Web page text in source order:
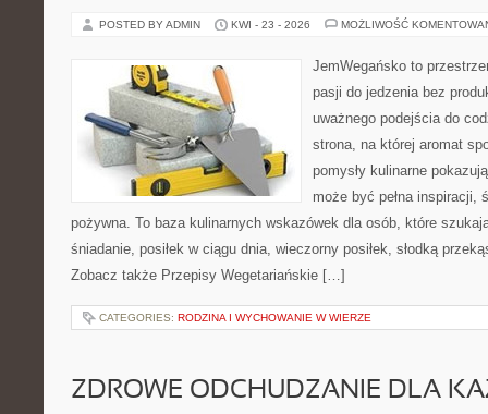
POSTED BY ADMIN KWI - 23 - 2026 MOŻLIWOŚĆ
JemWegańsko to
pasji do jedzenia bez
uważnego podejścia do
strona, na której aromat
pomysły kulinarne
może być pełna inspiracji,
pożywna. To baza kulinarnych wskazówek dla osób, które
śniadanie, posiłek w ciągu dnia, wieczorny posiłek, słodką
Zobacz także Przepisy Wegetariańskie […]
CATEGORIES: RODZINA I WYCHOWANIE W WIERZE
ZDROWE ODCHUDZANIE DLA